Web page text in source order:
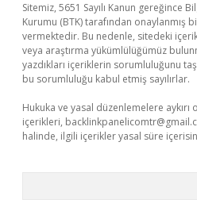
Sitemiz, 5651 Sayılı Kanun gereğince
Kurumu (BTK) tarafından onaylanmış
vermektedir. Bu nedenle, sitedeki
veya araştırma yükümlülüğümüz
yazdıkları içeriklerin sorumluluğunu
bu sorumluluğu kabul etmiş sayılırlar.
Hukuka ve yasal düzenlemelere
içerikleri,
halinde, ilgili içerikler yasal süre